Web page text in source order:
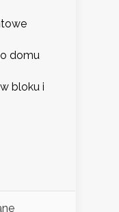
domu
bloku i